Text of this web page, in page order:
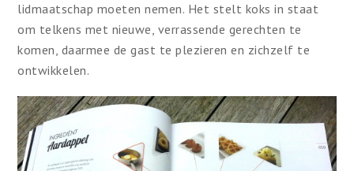
lidmaatschap moeten nemen. Het stelt koks in staat
om telkens met nieuwe, verrassende gerechten te
komen, daarmee de gast te plezieren en zichzelf te
ontwikkelen.